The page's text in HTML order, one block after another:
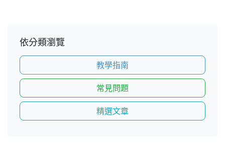
依分類瀏覽
教學指南
常見問題
精選文章